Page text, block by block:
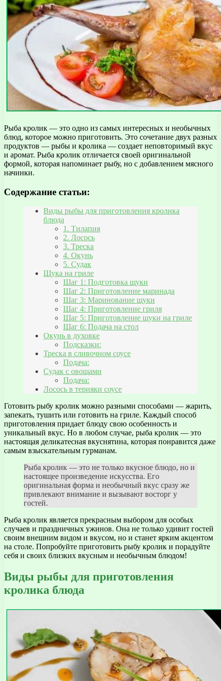
Рыба кролик — это одно из самых интересных и необычных
блюд, которое можно приготовить. Это сочетание двух разных
продуктов — рыбы и кролика — создает неповторимый вкус
и аромат. Рыба кролик отличается своей оригинальной
формой, которая напоминает рыбу, но с добавлением мясного
начинки.
Содержание статьи:
Виды рыбы для приготовления кролика
блюда
1. Тилапия
2. Лосось
3. Треска
4. Окунь
5. Судак
Щука на гриле
Шаг 1: Подготовка щуки
Шаг 2: Приготовление маринада
Шаг 3: Маринование щуки
Шаг 4: Приготовление гриля
Шаг 5: Приготовление щуки на гриле
Шаг 6: Подача на стол
Окунь в духовке
Подсказки:
Треска в сливочном соусе
Подача:
Судак с овощами
Подача:
Лосось в терияки соусе
Готовить рыбу кролик можно разными способами — жарить,
запекать, тушить или готовить на гриле. Каждый способ
приготовления придает блюду свою особенность и
уникальный вкус. Но в любом случае, рыба кролик — это
настоящая деликатесная вкуснятина, которая понравится даже
самым взыскательным гурманам.
Рыба кролик — это не только вкусное блюдо, но и
настоящее произведение искусства. Его
оригинальная форма и необычный вкус сразу же
привлекают внимание и вызывают восторг у
гостей.
Рыба кролик является прекрасным выбором для особых
случаев и праздничных ужинов. Она не только удивит гостей
своим внешним видом и вкусом, но и станет ярким акцентом
на столе. Попробуйте приготовить рыбу кролик и порадуйте
себя и своих близких вкусным и необычным блюдом!
Виды рыбы для приготовления
кролика блюда